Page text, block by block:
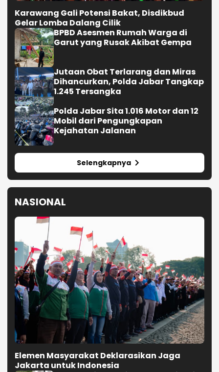
Karawang Gali Potensi Bakat, Disdikbud
Gelar Lomba Dalang Cilik
BPBD Asesmen Rumah Warga di
Garut yang Rusak Akibat Gempa
Jutaan Obat Terlarang dan Miras
Dihancurkan, Polda Jabar Tangkap
1.245 Tersangka
Polda Jabar Sita 1.016 Motor dan 12
Mobil dari Pengungkapan
Kejahatan Jalanan
Selengkapnya
NASIONAL
Elemen Masyarakat Deklarasikan Jaga
Jakarta untuk Indonesia